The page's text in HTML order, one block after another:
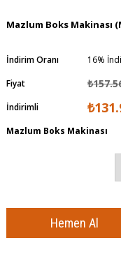
Mazlum Boks Makinası
İndirim Oranı %
16
Fiyat
İndirimli
Mazlum Boks Makinası